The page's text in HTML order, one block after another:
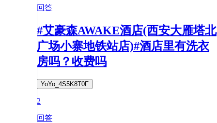
回答
#艾豪森AWAKE酒店(西安大雁塔北
广场小寨地铁站店)#酒店里有洗衣
房吗？收费吗
YoYo_4S5K8T0F
2
回答